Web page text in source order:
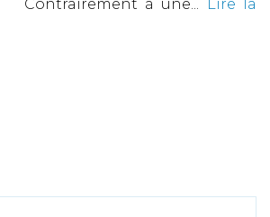
Contrairement à une...
Lire la